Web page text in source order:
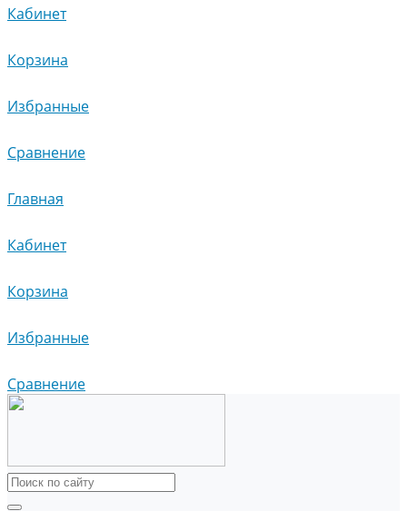
Кабинет
Корзина
Избранные
Сравнение
Главная
Кабинет
Корзина
Избранные
Сравнение